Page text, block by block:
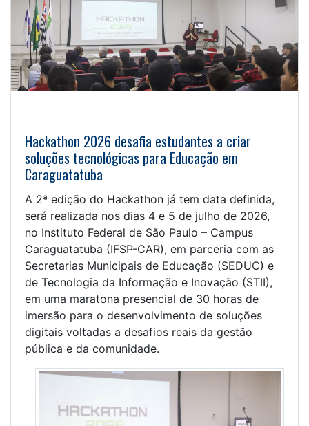
Hackathon 2026 desafia estudantes a criar
soluções tecnológicas para Educação em
Caraguatatuba
A 2ª edição do Hackathon já tem data definida,
será realizada nos dias 4 e 5 de julho de 2026,
no Instituto Federal de São Paulo – Campus
Caraguatatuba (IFSP-CAR), em parceria com as
Secretarias Municipais de Educação (SEDUC) e
de Tecnologia da Informação e Inovação (STII),
em uma maratona presencial de 30 horas de
imersão para o desenvolvimento de soluções
digitais voltadas a desafios reais da gestão
pública e da comunidade.